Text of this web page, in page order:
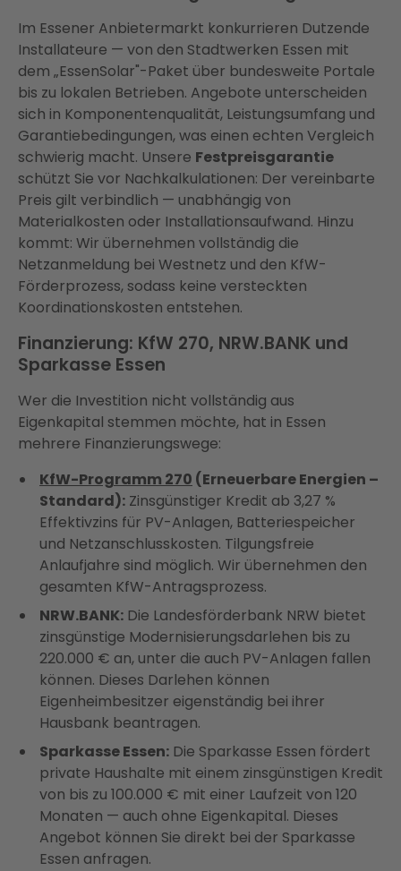
Im Essener Anbietermarkt konkurrieren Dutzende
Installateure — von den Stadtwerken Essen mit
dem „EssenSolar"-Paket über bundesweite Portale
bis zu lokalen Betrieben. Angebote unterscheiden
sich in Komponentenqualität, Leistungsumfang und
Garantiebedingungen, was einen echten Vergleich
schwierig macht. Unsere Festpreisgarantie
schützt Sie vor Nachkalkulationen: Der vereinbarte
Preis gilt verbindlich — unabhängig von
Materialkosten oder Installationsaufwand. Hinzu
kommt: Wir übernehmen vollständig die
Netzanmeldung bei Westnetz und den KfW-
Förderprozess, sodass keine versteckten
Koordinationskosten entstehen.
Finanzierung: KfW 270, NRW.BANK und
Sparkasse Essen
Wer die Investition nicht vollständig aus
Eigenkapital stemmen möchte, hat in Essen
mehrere Finanzierungswege:
KfW-Programm 270 (Erneuerbare Energien –
Standard): Zinsgünstiger Kredit ab 3,27 %
Effektivzins für PV-Anlagen, Batteriespeicher
und Netzanschlusskosten. Tilgungsfreie
Anlaufjahre sind möglich. Wir übernehmen den
gesamten KfW-Antragsprozess.
NRW.BANK: Die Landesförderbank NRW bietet
zinsgünstige Modernisierungsdarlehen bis zu
220.000 € an, unter die auch PV-Anlagen fallen
können. Dieses Darlehen können
Eigenheimbesitzer eigenständig bei ihrer
Hausbank beantragen.
Sparkasse Essen: Die Sparkasse Essen fördert
private Haushalte mit einem zinsgünstigen Kredit
von bis zu 100.000 € mit einer Laufzeit von 120
Monaten — auch ohne Eigenkapital. Dieses
Angebot können Sie direkt bei der Sparkasse
Essen anfragen.